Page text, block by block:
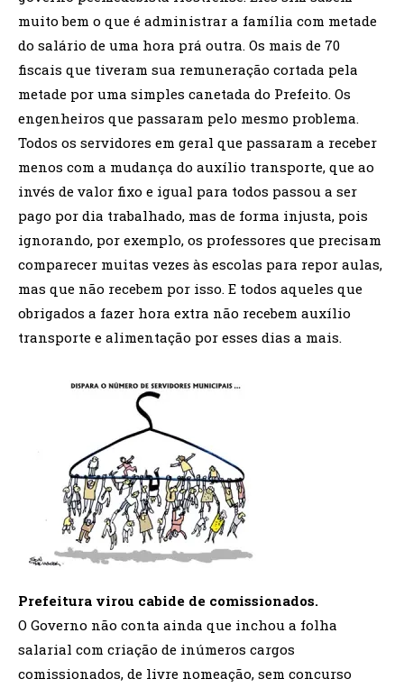
muito bem o que é administrar a família com metade
do salário de uma hora prá outra. Os mais de 70
fiscais que tiveram sua remuneração cortada pela
metade por uma simples canetada do Prefeito. Os
engenheiros que passaram pelo mesmo problema.
Todos os servidores em geral que passaram a receber
menos com a mudança do auxílio transporte, que ao
invés de valor fixo e igual para todos passou a ser
pago por dia trabalhado, mas de forma injusta, pois
ignorando, por exemplo, os professores que precisam
comparecer muitas vezes às escolas para repor aulas,
mas que não recebem por isso. E todos aqueles que
obrigados a fazer hora extra não recebem auxílio
transporte e alimentação por esses dias a mais.
Prefeitura virou cabide de comissionados.
O Governo não conta ainda que inchou a folha
salarial com criação de inúmeros cargos
comissionados, de livre nomeação, sem concurso